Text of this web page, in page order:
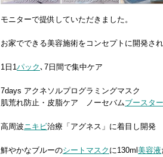
お
気
入
り
登
さ
れ
モニターで提供していただきました。
お家でできる美容施術をコンセプトに開発さ
1日1パック､7日間で集中ケア
7days アクネソルプログラミングマスク
肌荒れ防止・皮脂ケア ノーセバムブースター
高周波ニキビ治療「アグネス」に着目し開発
鮮やかなブルーのシートマスク に130ml 美容液